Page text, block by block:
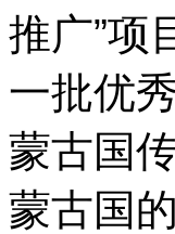
推广”项
一批优
蒙古国
蒙古国